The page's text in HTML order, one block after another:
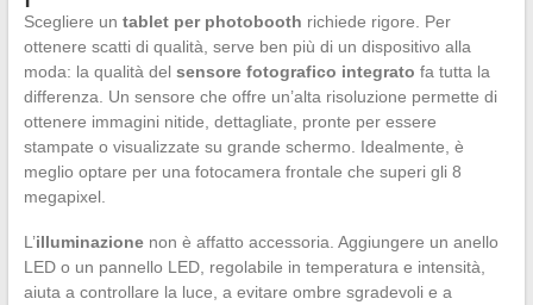
Scegliere un tablet per photobooth richiede rigore. Per
ottenere scatti di qualità, serve ben più di un dispositivo alla
moda: la qualità del sensore fotografico integrato fa tutta la
differenza. Un sensore che offre un’alta risoluzione permette di
ottenere immagini nitide, dettagliate, pronte per essere
stampate o visualizzate su grande schermo. Idealmente, è
meglio optare per una fotocamera frontale che superi gli 8
megapixel.
L’illuminazionenon è affatto accessoria. Aggiungere un anello
LED o un pannello LED, regolabile in temperatura e intensità,
aiuta a controllare la luce, a evitare ombre sgradevoli e a